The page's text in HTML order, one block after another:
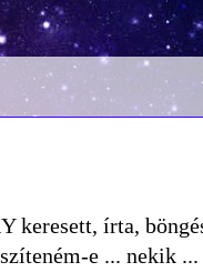
keresett, írta,
e ... nekik